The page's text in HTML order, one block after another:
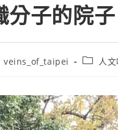
分子的院
veins_of_taipei 人